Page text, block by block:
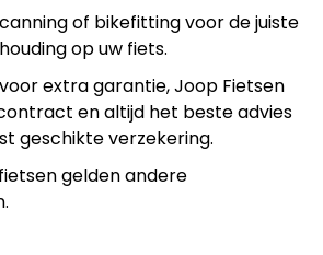
of bikefitting voor de juiste
op uw fiets.
extra garantie, Joop Fietsen
en altijd het beste advies
geschikte verzekering.
gelden andere